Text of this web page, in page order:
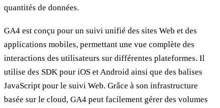
quantités de données.
GA4 est conçu pour un suivi unifié des sites Web et des
applications mobiles, permettant une vue complète des
interactions des utilisateurs sur différentes plateformes. Il
utilise des SDK pour iOS et Android ainsi que des balises
JavaScript pour le suivi Web. Grâce à son infrastructure
basée sur le cloud, GA4 peut facilement gérer des volumes